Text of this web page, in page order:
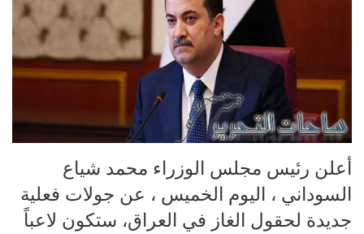
أعلن رئيس مجلس الوزراء محمد شياع
السوداني ، اليوم الخميس ، عن جولات فعلية
جديدة لحقول الغاز في العراق، ستكون لاعباً